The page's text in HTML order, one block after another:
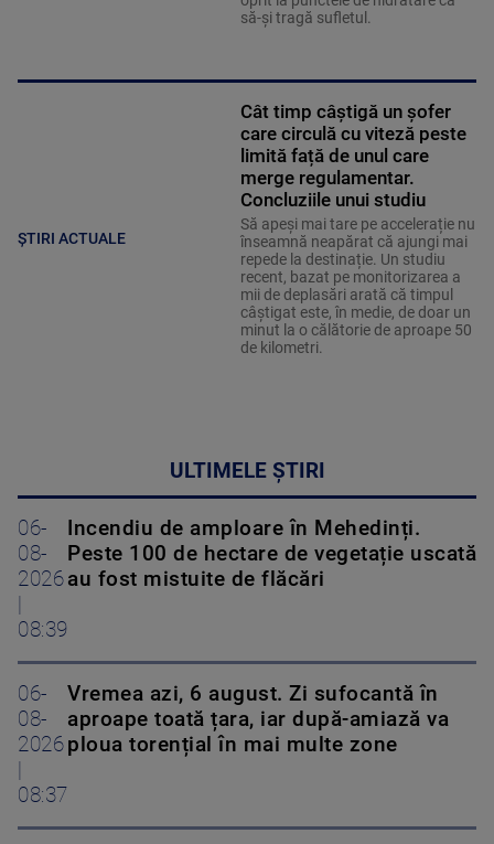
să-și tragă sufletul.
ȘTIRI ACTUALE
Cât timp câștigă un șofer
care circulă cu viteză peste
limită față de unul care
merge regulamentar.
Concluziile unui studiu
Să apeși mai tare pe accelerație nu
înseamnă neapărat că ajungi mai
repede la destinație. Un studiu
recent, bazat pe monitorizarea a
mii de deplasări arată că timpul
câștigat este, în medie, de doar un
minut la o călătorie de aproape 50
de kilometri.
ULTIMELE ȘTIRI
06-
08-
2026
08:39
Incendiu de amploare în Mehedinți.
Peste 100 de hectare de vegetație uscată
au fost mistuite de flăcări
06-
08-
2026
08:37
Vremea azi, 6 august. Zi sufocantă în
aproape toată țara, iar după-amiază va
ploua torențial în mai multe zone